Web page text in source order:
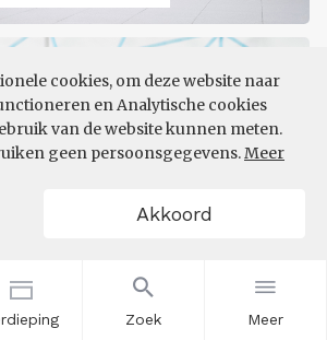
Zoek Meer
cookies, om deze website naar
en Analytische cookies
van de website kunnen meten.
geen persoonsgegevens.Meer
Akkoord